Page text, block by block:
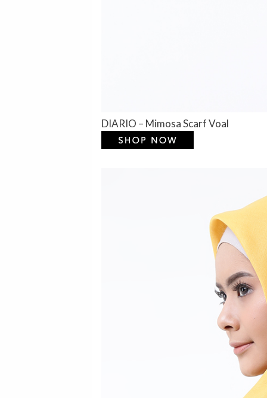
DIARIO – Mimosa Scarf Voal